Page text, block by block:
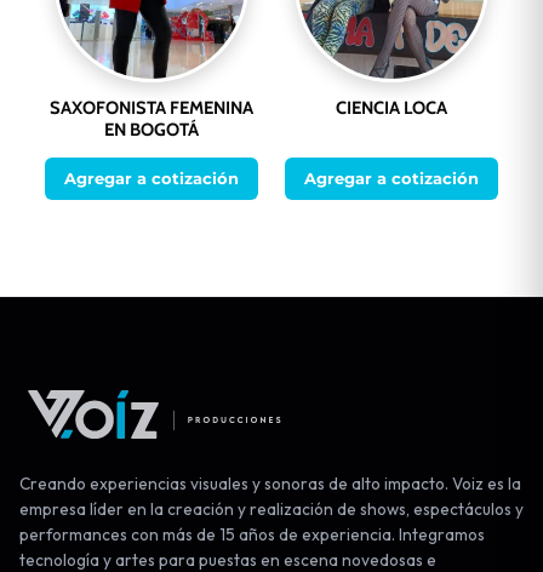
SAXOFONISTA FEMENINA
EN BOGOTÁ
Agregar a cotización
CIENCIA LOCA
Agregar a cotización
Creando experiencias visuales y sonoras de alto impacto. Voiz es la
empresa líder en la creación y realización de shows, espectáculos y
performances con más de 15 años de experiencia. Integramos
tecnología y artes para puestas en escena novedosas e